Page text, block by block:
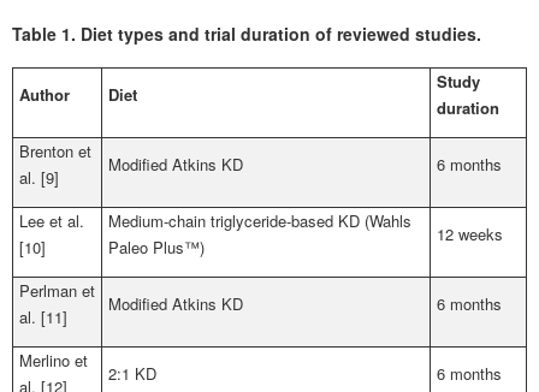
Table 1. Diet types and trial duration of reviewed studies.
Author Diet
Study
duration
Brenton et
al. [9]
Modified Atkins KD 6 months
Lee et al.
[10]
Medium-chain triglyceride-based KD (Wahls
Paleo Plus™)
12 weeks
Perlman et
al. [11]
Modified Atkins KD 6 months
Merlino et
al. [12]
2:1 KD 6 months